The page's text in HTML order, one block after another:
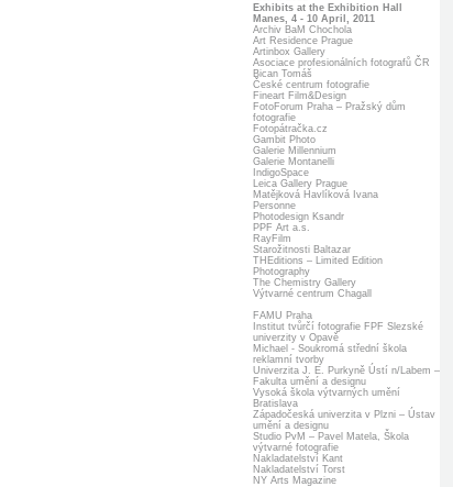
Exhibits at the Exhibition Hall
Manes, 4 - 10 April, 2011
Archiv BaM Chochola
Art Residence Prague
Artinbox Gallery
Asociace profesionálních fotografů ČR
Bican Tomáš
České centrum fotografie
Fineart Film&Design
FotoForum Praha – Pražský dům
fotografie
Fotopátračka.cz
Gambit Photo
Galerie Millennium
Galerie Montanelli
IndigoSpace
Leica Gallery Prague
Matějková Havlíková Ivana
Personne
Photodesign Ksandr
PPF Art a.s.
RayFilm
Starožitnosti Baltazar
THEditions – Limited Edition
Photography
The Chemistry Gallery
Výtvarné centrum Chagall
FAMU Praha
Institut tvůrčí fotografie FPF Slezské
univerzity v Opavě
Michael - Soukromá střední škola
reklamní tvorby
Univerzita J. E. Purkyně Ústí n/Labem –
Fakulta umění a designu
Vysoká škola výtvarných umění
Bratislava
Západočeská univerzita v Plzni – Ústav
umění a designu
Studio PvM – Pavel Matela, Škola
výtvarné fotografie
Nakladatelství Kant
Nakladatelství Torst
NY Arts Magazine